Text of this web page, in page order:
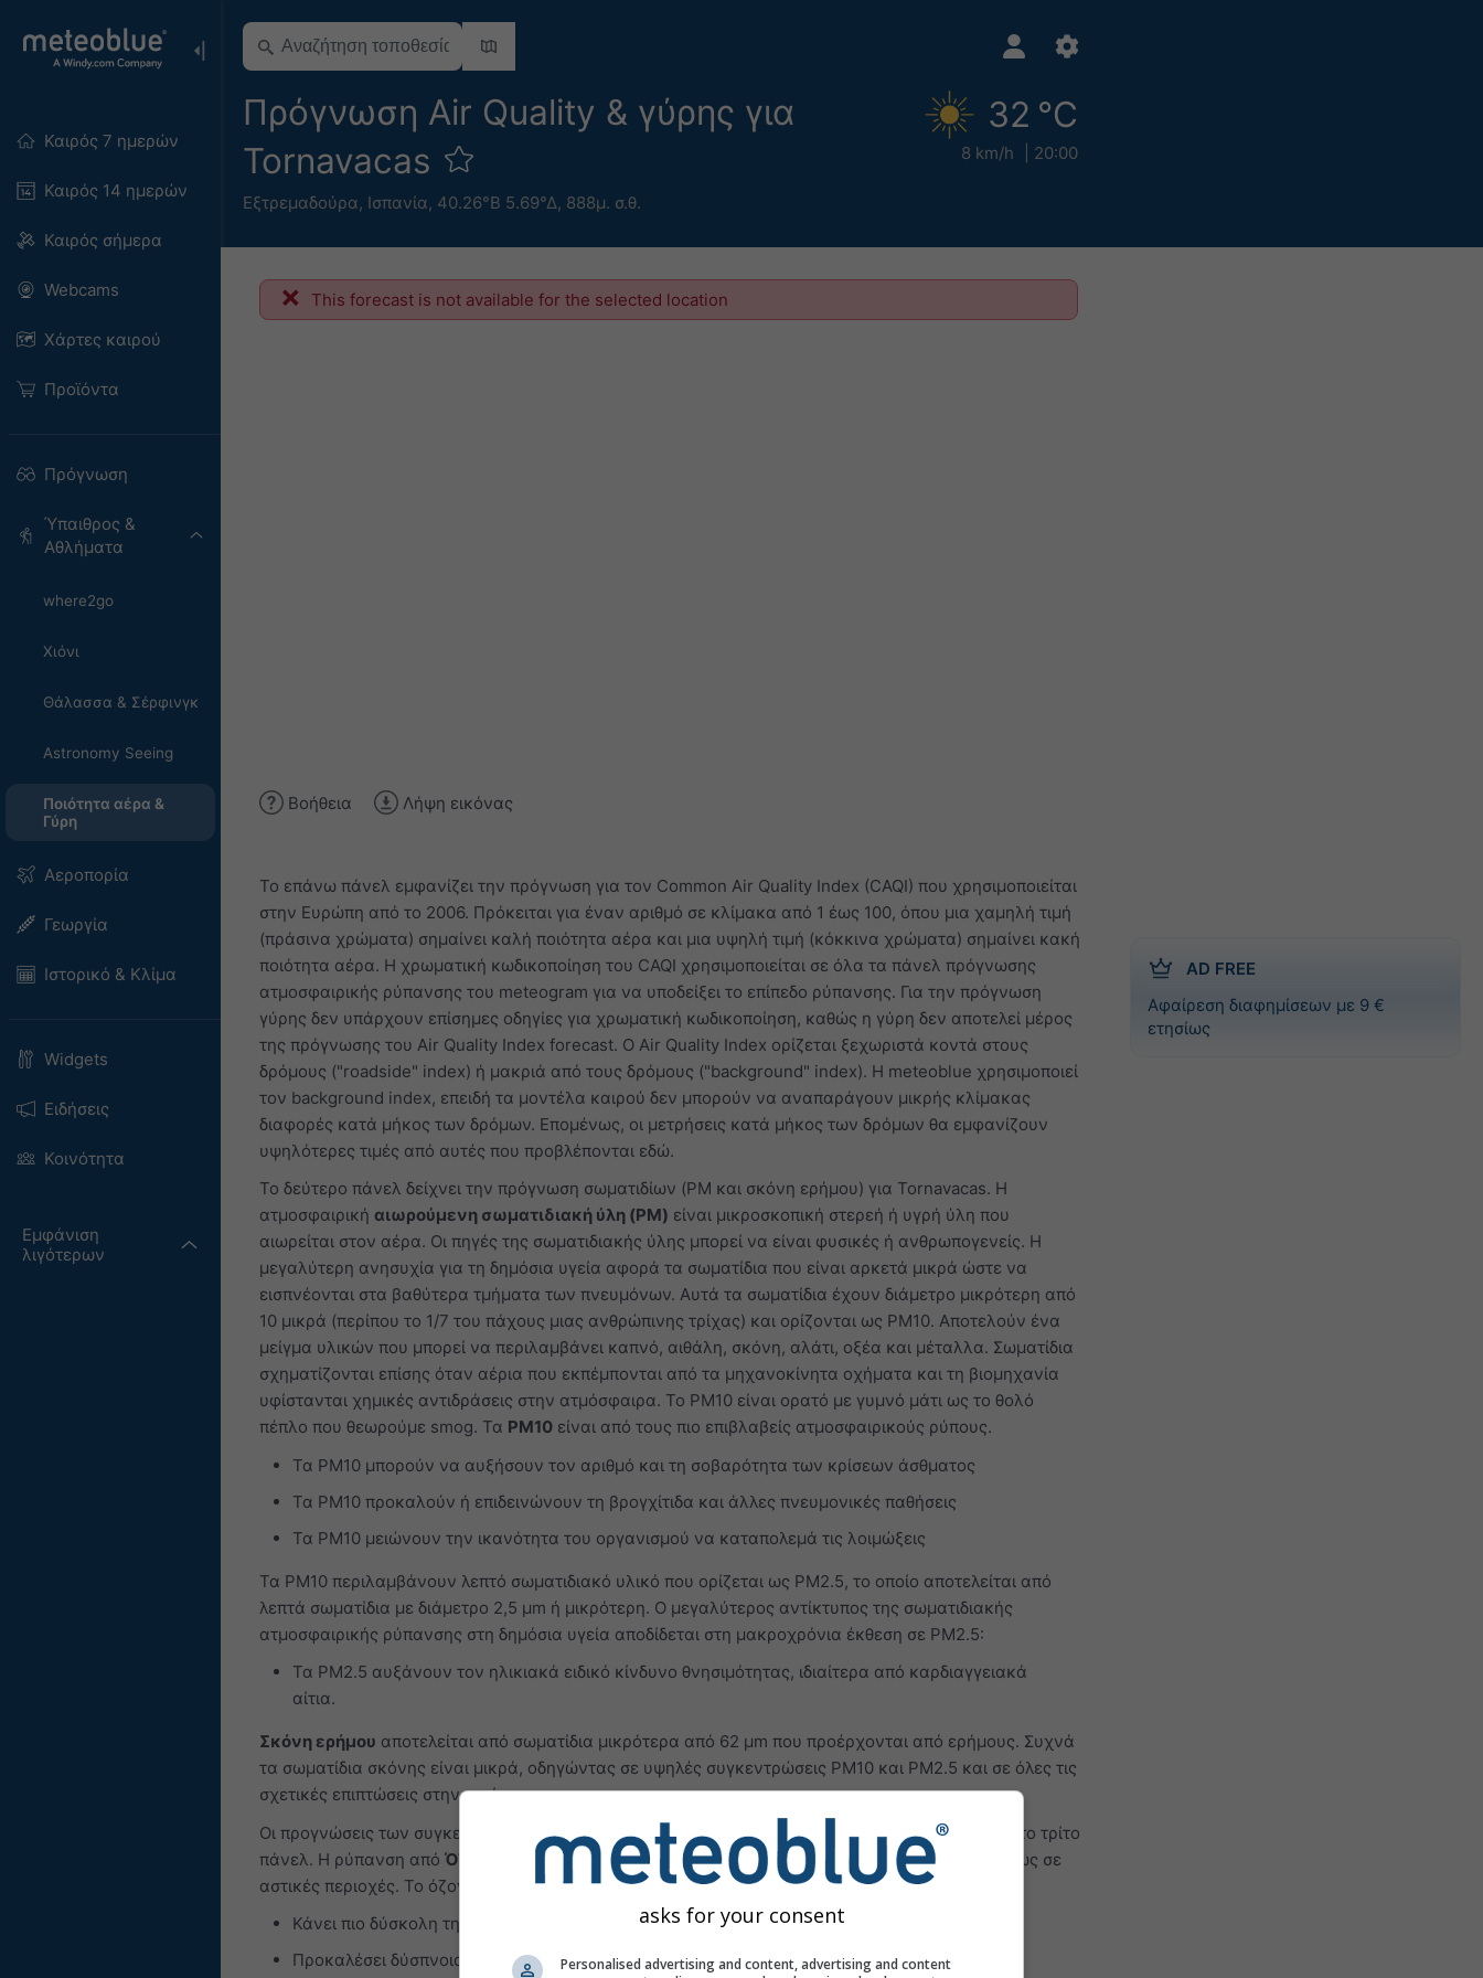
Καιρός 7 ημερών
Καιρός 14 ημερών
Καιρός σήμερα
Webcams
Χάρτες καιρού
Προϊόντα
Πρόγνωση
Ύπαιθρος &
Αθλήματα
where2go
Χιόνι
Θάλασσα & Σέρφινγκ
Astronomy Seeing
Ποιότητα αέρα &
Γύρη
Αεροπορία
Γεωργία
Ιστορικό & Κλίμα
Widgets
Ειδήσεις
Κοινότητα
Εμφάνιση
λιγότερων
Πρόγνωση Air Quality & γύρης για
Tornavacas
Εξτρεμαδούρα, Ισπανία, 40.26°Β 5.69°Δ, 888μ. σ.θ.
32 °C
8 km/h 20:00
AD FREE
Αφαίρεση διαφημίσεων με 9 €
ετησίως
This forecast is not available for the selected location
Βοήθεια Λήψη εικόνας
Το επάνω πάνελ εμφανίζει την πρόγνωση για τον Common Air Quality Index (CAQI) που χρησιμοποιείται
στην Ευρώπη από το 2006. Πρόκειται για έναν αριθμό σε κλίμακα από 1 έως 100, όπου μια χαμηλή τιμή
(πράσινα χρώματα) σημαίνει καλή ποιότητα αέρα και μια υψηλή τιμή (κόκκινα χρώματα) σημαίνει κακή
ποιότητα αέρα. Η χρωματική κωδικοποίηση του CAQI χρησιμοποιείται σε όλα τα πάνελ πρόγνωσης
ατμοσφαιρικής ρύπανσης του meteogram για να υποδείξει το επίπεδο ρύπανσης. Για την πρόγνωση
γύρης δεν υπάρχουν επίσημες οδηγίες για χρωματική κωδικοποίηση, καθώς η γύρη δεν αποτελεί μέρος
της πρόγνωσης του Air Quality Index forecast. Ο Air Quality Index ορίζεται ξεχωριστά κοντά στους
δρόμους ("roadside" index) ή μακριά από τους δρόμους ("background" index). Η meteoblue χρησιμοποιεί
τον background index, επειδή τα μοντέλα καιρού δεν μπορούν να αναπαράγουν μικρής κλίμακας
διαφορές κατά μήκος των δρόμων. Επομένως, οι μετρήσεις κατά μήκος των δρόμων θα εμφανίζουν
υψηλότερες τιμές από αυτές που προβλέπονται εδώ.
Το δεύτερο πάνελ δείχνει την πρόγνωση σωματιδίων (PM και σκόνη ερήμου) για Tornavacas. Η
ατμοσφαιρική αιωρούμενη σωματιδιακή ύλη (PM) είναι μικροσκοπική στερεή ή υγρή ύλη που
αιωρείται στον αέρα. Οι πηγές της σωματιδιακής ύλης μπορεί να είναι φυσικές ή ανθρωπογενείς. Η
μεγαλύτερη ανησυχία για τη δημόσια υγεία αφορά τα σωματίδια που είναι αρκετά μικρά ώστε να
εισπνέονται στα βαθύτερα τμήματα των πνευμόνων. Αυτά τα σωματίδια έχουν διάμετρο μικρότερη από
10 μικρά (περίπου το 1/7 του πάχους μιας ανθρώπινης τρίχας) και ορίζονται ως PM10. Αποτελούν ένα
μείγμα υλικών που μπορεί να περιλαμβάνει καπνό, αιθάλη, σκόνη, αλάτι, οξέα και μέταλλα. Σωματίδια
σχηματίζονται επίσης όταν αέρια που εκπέμπονται από τα μηχανοκίνητα οχήματα και τη βιομηχανία
υφίστανται χημικές αντιδράσεις στην ατμόσφαιρα. Το PM10 είναι ορατό με γυμνό μάτι ως το θολό
πέπλο που θεωρούμε smog. Τα PM10 είναι από τους πιο επιβλαβείς ατμοσφαιρικούς ρύπους.
Τα PM10 μπορούν να αυξήσουν τον αριθμό και τη σοβαρότητα των κρίσεων άσθματος
Τα PM10 προκαλούν ή επιδεινώνουν τη βρογχίτιδα και άλλες πνευμονικές παθήσεις
Τα PM10 μειώνουν την ικανότητα του οργανισμού να καταπολεμά τις λοιμώξεις
Τα PM10 περιλαμβάνουν λεπτό σωματιδιακό υλικό που ορίζεται ως PM2.5, το οποίο αποτελείται από
λεπτά σωματίδια με διάμετρο 2,5 μm ή μικρότερη. Ο μεγαλύτερος αντίκτυπος της σωματιδιακής
ατμοσφαιρικής ρύπανσης στη δημόσια υγεία αποδίδεται στη μακροχρόνια έκθεση σε PM2.5:
Τα PM2.5 αυξάνουν τον ηλικιακά ειδικό κίνδυνο θνησιμότητας, ιδιαίτερα από καρδιαγγειακά
αίτια.
Σκόνη ερήμου αποτελείται από σωματίδια μικρότερα από 62 μm που προέρχονται από ερήμους. Συχνά
τα σωματίδια σκόνης είναι μικρά, οδηγώντας σε υψηλές συγκεντρώσεις PM10 και PM2.5 και σε όλες τις
σχετικές επιπτώσεις στην υγεία.
Οι προγνώσεις των συγκεντρώσεων αερίων ρύπανσης του ατμοσφαιρικού αέρα εμφανίζονται στο τρίτο
πάνελ. Η ρύπανση από Όζον (O₃)
στα κατώτερα στρώματα της τροπόσφαιρας προκαλείται κυρίως σε
αστικές περιοχές. Το όζον μπορεί να:
Κάνει πιο δύσκολη την βαθιά και έντονη αναπνοή
Προκαλέσει δύσπνοια και πόνο κατά τη βαθιά εισπνοή
asks for your consent
Personalised advertising and content, advertising and content